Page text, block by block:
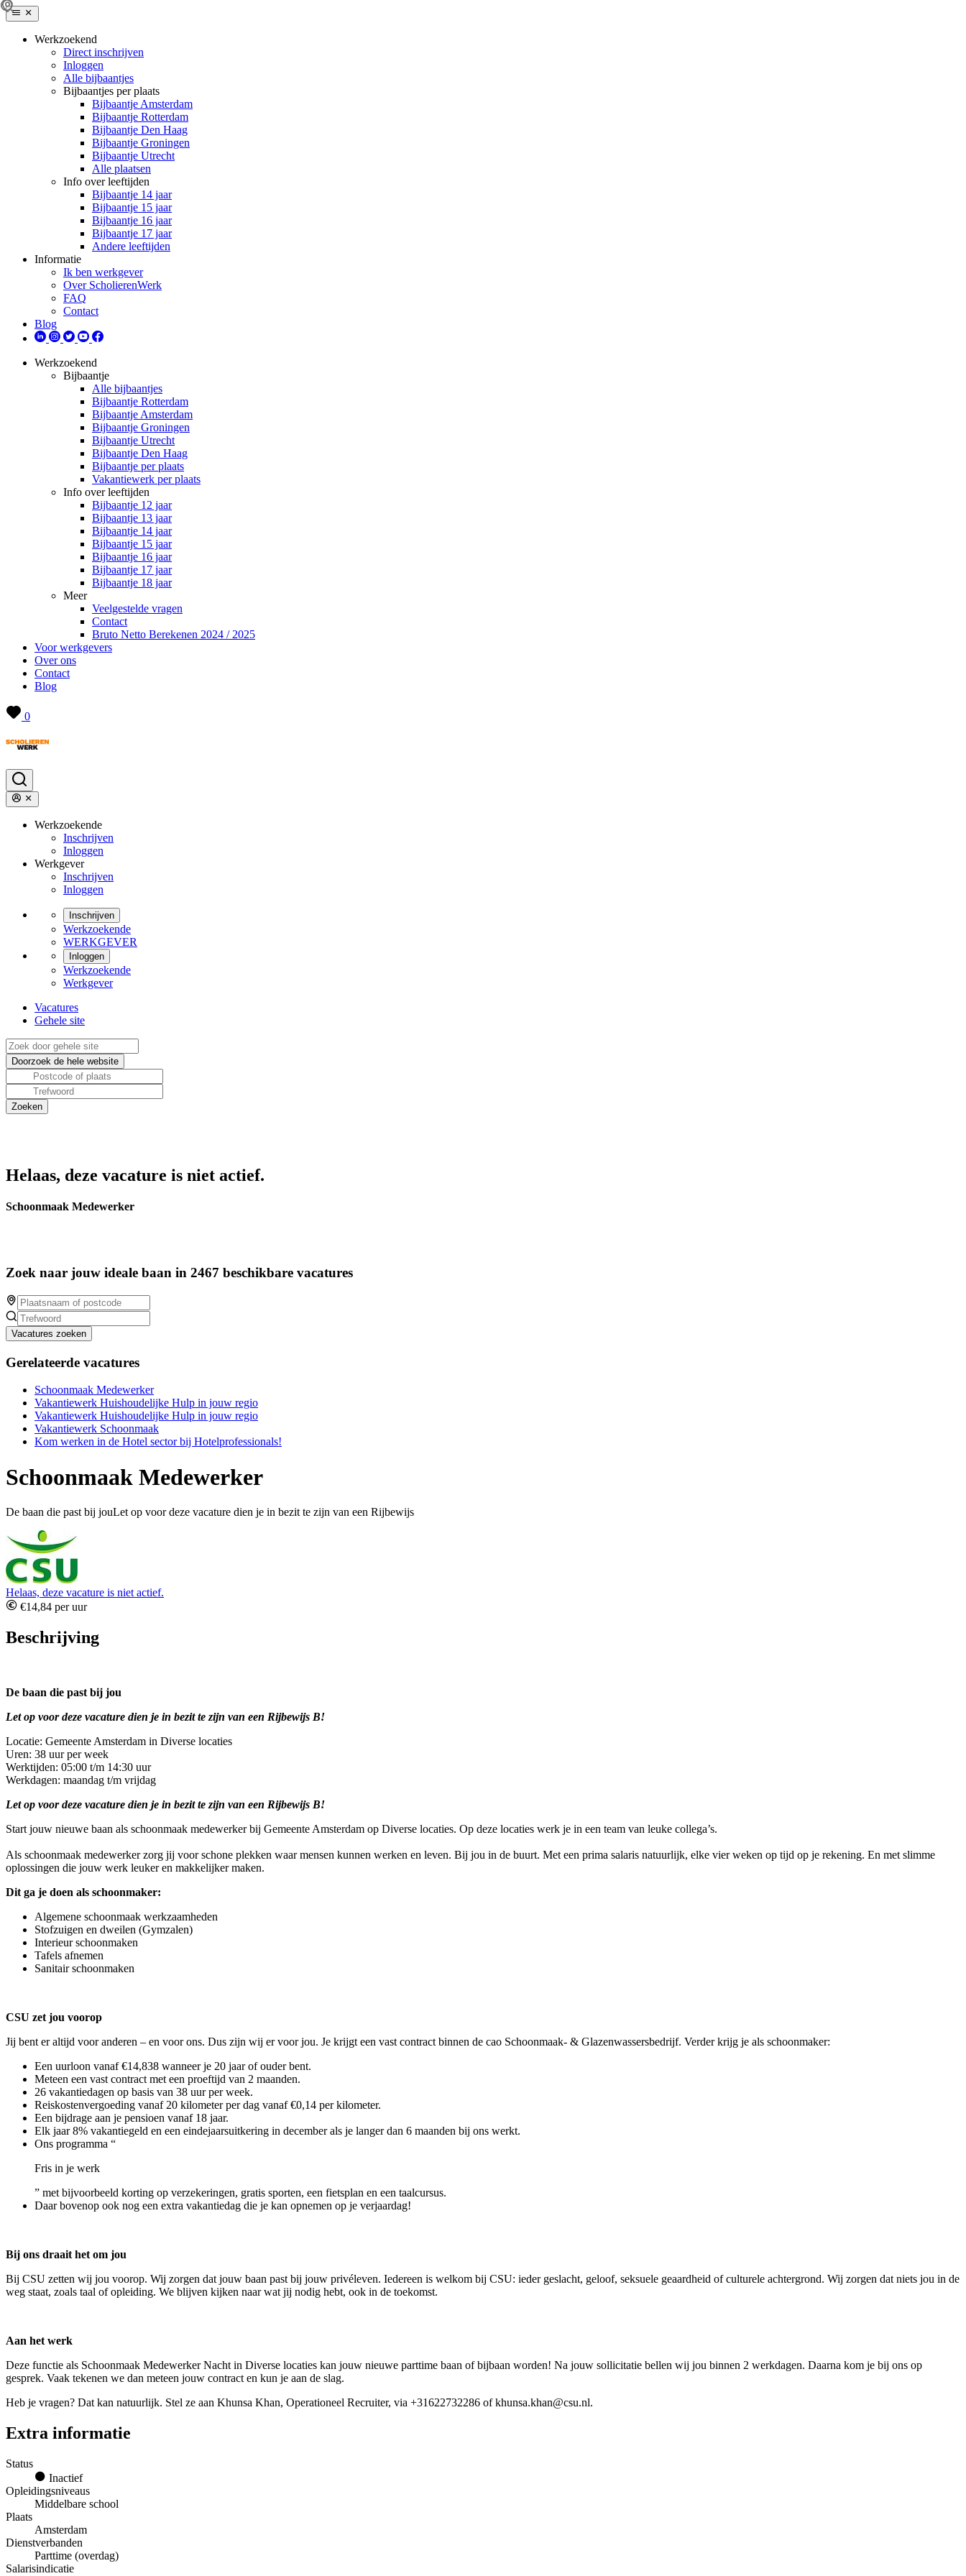
Werkzoekend
Direct inschrijven
Inloggen
Alle bijbaantjes
Bijbaantjes per plaats
Bijbaantje Amsterdam
Bijbaantje Rotterdam
Bijbaantje Den Haag
Bijbaantje Groningen
Bijbaantje Utrecht
Alle plaatsen
Info over leeftijden
Bijbaantje 14 jaar
Bijbaantje 15 jaar
Bijbaantje 16 jaar
Bijbaantje 17 jaar
Andere leeftijden
Informatie
Ik ben werkgever
Over ScholierenWerk
FAQ
Contact
Blog
Werkzoekend
Bijbaantje
Alle bijbaantjes
Bijbaantje Rotterdam
Bijbaantje Amsterdam
Bijbaantje Groningen
Bijbaantje Utrecht
Bijbaantje Den Haag
Bijbaantje per plaats
Vakantiewerk per plaats
Info over leeftijden
Bijbaantje 12 jaar
Bijbaantje 13 jaar
Bijbaantje 14 jaar
Bijbaantje 15 jaar
Bijbaantje 16 jaar
Bijbaantje 17 jaar
Bijbaantje 18 jaar
Meer
Veelgestelde vragen
Contact
Bruto Netto Berekenen 2024 / 2025
Voor werkgevers
Over ons
Contact
Blog
0
Werkzoekende
Inschrijven
Inloggen
Werkgever
Inschrijven
Inloggen
Inschrijven
Werkzoekende
WERKGEVER
Inloggen
Werkzoekende
Werkgever
Vacatures
Gehele site
Helaas, deze vacature is niet actief.
Schoonmaak Medewerker
Zoek naar jouw ideale baan in 2467 beschikbare vacatures
Vacatures zoeken
Gerelateerde vacatures
Schoonmaak Medewerker
Vakantiewerk Huishoudelijke Hulp in jouw regio
Vakantiewerk Huishoudelijke Hulp in jouw regio
Vakantiewerk Schoonmaak
Kom werken in de Hotel sector bij Hotelprofessionals!
Schoonmaak Medewerker
De baan die past bij jouLet op voor deze vacature dien je in bezit te zijn van een Rijbewijs
Helaas, deze vacature is niet actief.
€14,84 per uur
Beschrijving
De baan die past bij jou
Let op voor deze vacature dien je in bezit te zijn van een Rijbewijs B!
Locatie: Gemeente Amsterdam in Diverse locaties
Uren: 38 uur per week
Werktijden: 05:00 t/m 14:30 uur
Werkdagen: maandag t/m vrijdag
Let op voor deze vacature dien je in bezit te zijn van een Rijbewijs B!
Start jouw nieuwe baan als schoonmaak medewerker bij Gemeente Amsterdam op Diverse locaties. Op deze locaties werk je in een team van leuke collega’s.
Als schoonmaak medewerker zorg jij voor schone plekken waar mensen kunnen werken en leven. Bij jou in de buurt. Met een prima salaris natuurlijk, elke vier weken op tijd op je rekening. En met slimme
oplossingen die jouw werk leuker en makkelijker maken.
Dit ga je doen als schoonmaker:
Algemene schoonmaak werkzaamheden
Stofzuigen en dweilen (Gymzalen)
Interieur schoonmaken
Tafels afnemen
Sanitair schoonmaken
CSU zet jou voorop
Jij bent er altijd voor anderen – en voor ons. Dus zijn wij er voor jou. Je krijgt een vast contract binnen de cao Schoonmaak- & Glazenwassersbedrijf. Verder krijg je als schoonmaker:
Een uurloon vanaf €14,838 wanneer je 20 jaar of ouder bent.
Meteen een vast contract met een proeftijd van 2 maanden.
26 vakantiedagen op basis van 38 uur per week.
Reiskostenvergoeding vanaf 20 kilometer per dag vanaf €0,14 per kilometer.
Een bijdrage aan je pensioen vanaf 18 jaar.
Elk jaar 8% vakantiegeld en een eindejaarsuitkering in december als je langer dan 6 maanden bij ons werkt.
Ons programma “
Fris in je werk
” met bijvoorbeeld korting op verzekeringen, gratis sporten, een fietsplan en een taalcursus.
Daar bovenop ook nog een extra vakantiedag die je kan opnemen op je verjaardag!
Bij ons draait het om jou
Bij CSU zetten wij jou voorop. Wij zorgen dat jouw baan past bij jouw privéleven. Iedereen is welkom bij CSU: ieder geslacht, geloof, seksuele geaardheid of culturele achtergrond. Wij zorgen dat niets jou in de
weg staat, zoals taal of opleiding. We blijven kijken naar wat jij nodig hebt, ook in de toekomst.
Aan het werk
Deze functie als Schoonmaak Medewerker Nacht in Diverse locaties kan jouw nieuwe parttime baan of bijbaan worden! Na jouw sollicitatie bellen wij jou binnen 2 werkdagen. Daarna kom je bij ons op
gesprek. Vaak tekenen we dan meteen jouw contract en kun je aan de slag.
Heb je vragen? Dat kan natuurlijk. Stel ze aan Khunsa Khan, Operationeel Recruiter, via +31622732286 of khunsa.khan@csu.nl.
Extra informatie
Status
Inactief
Opleidingsniveaus
Middelbare school
Plaats
Amsterdam
Dienstverbanden
Parttime (overdag)
Salarisindicatie